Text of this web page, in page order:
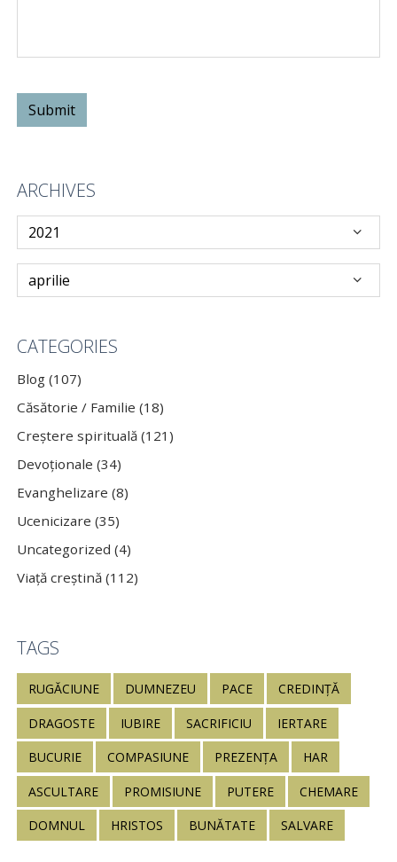
ARCHIVES
CATEGORIES
Blog (107)
Căsătorie / Familie (18)
Creștere spirituală (121)
Devoționale (34)
Evanghelizare (8)
Ucenicizare (35)
Uncategorized (4)
Viață creștină (112)
TAGS
RUGĂCIUNE DUMNEZEU PACE CREDINȚĂ
DRAGOSTE IUBIRE SACRIFICIU IERTARE
BUCURIE COMPASIUNE PREZENȚA HAR
ASCULTARE PROMISIUNE PUTERE CHEMARE
DOMNUL HRISTOS BUNĂTATE SALVARE